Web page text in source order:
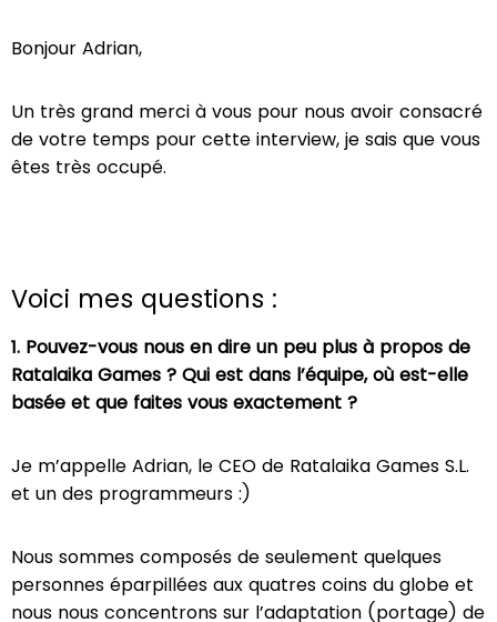
Bonjour Adrian,
Un très grand merci à vous pour nous avoir consacré
de votre temps pour cette interview, je sais que vous
êtes très occupé.
Voici mes questions :
1. Pouvez-vous nous en dire un peu plus à propos de
Ratalaika Games ? Qui est dans l’équipe, où est-elle
basée et que faites vous exactement ?
Je m’appelle Adrian, le CEO de Ratalaika Games S.L.
et un des programmeurs :)
Nous sommes composés de seulement quelques
personnes éparpillées aux quatres coins du globe et
nous nous concentrons sur l’adaptation (portage) de